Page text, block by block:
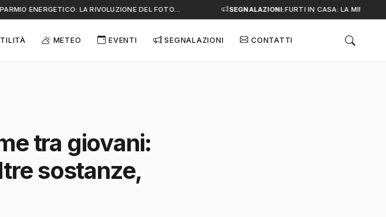
ENERGETICO: LA RIVOLUZIONE DEL FOTO… SEGNALAZIONI:FURTI IN CASA: LA MINACCIA
METEO EVENTI SEGNALAZIONI CONTATTI
tra giovani:
sostanze,